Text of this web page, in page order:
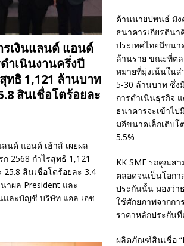
ด้านนายปพนธ์ มัง
ธนาคารเกียรติน
ประเทศไทยมีขนา
ล้านราย ขณะที่ตล
หมายที่มุ่งเน้นใน
5-30 ล้านบาท ซึ่ง
การดำเนินธุรกิจ
ธนาคารจะเข้าไ
มอีขนาดเล็กเติบโ
5.5%
KK SME รถคูณส
ตลอดจนเป็นโอก
ประกันนั้น มองว่า
ใช้ศักยภาพจากก
ราคาหลักประกัน
ผลิตภัณฑ์สินเชื่อ
รเงินแลนด์ แอนด์
ำเนินงานครึ่งปี
ทธิ 1,121 ล้านบาท
สินเชื่อโตร้อยละ
นด์ แอนด์ เฮ้าส์ เผยผล
2568 กำไรสุทธิ 1,121
สินเชื่อโตร้อยละ 3.4
ผล President และ
และบัญชี บริษัท แอล เอช